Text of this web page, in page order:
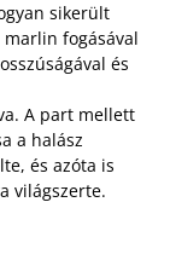
sikerült
fogásával
és
A part mellett
a halász
és azóta is
világszerte.